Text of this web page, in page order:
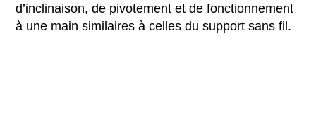
d’inclinaison, de pivotement et de fonctionnement
à une main similaires à celles du support sans fil.